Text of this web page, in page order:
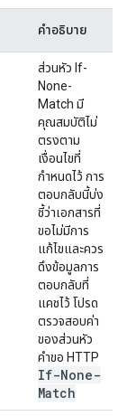
คำอธิบาย
ส่วนหัว If-
None-
Match มี
คุณสมบัติไม่
ตรงตาม
เงื่อนไขที่
กำหนดไว้ การ
ตอบกลับนี้บ่ง
ชี้ว่าเอกสารที่
ขอไม่มีการ
แก้ไขและควร
ดึงข้อมูลการ
ตอบกลับที่
แคชไว้ โปรด
ตรวจสอบค่า
ของส่วนหัว
คำขอ HTTP
If-None-
Match